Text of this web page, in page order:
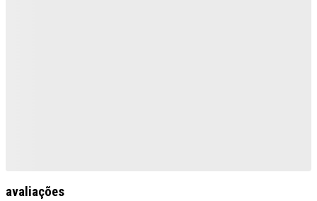
avaliações